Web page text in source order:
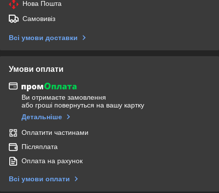
Нова Пошта
Самовивіз
Всі умови доставки
Умови оплати
Ви отримаєте замовлення
або гроші повернуться на вашу картку
Детальніше
Оплатити частинами
Післяплата
Оплата на рахунок
Всі умови оплати